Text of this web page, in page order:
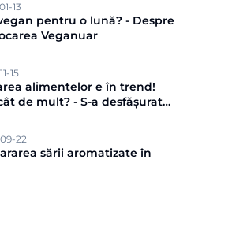
13
pentru o lună? - Despre
Veganuar
15
alimentelor e în trend!
de mult? - S-a desfășurat
22
sării aromatizate în